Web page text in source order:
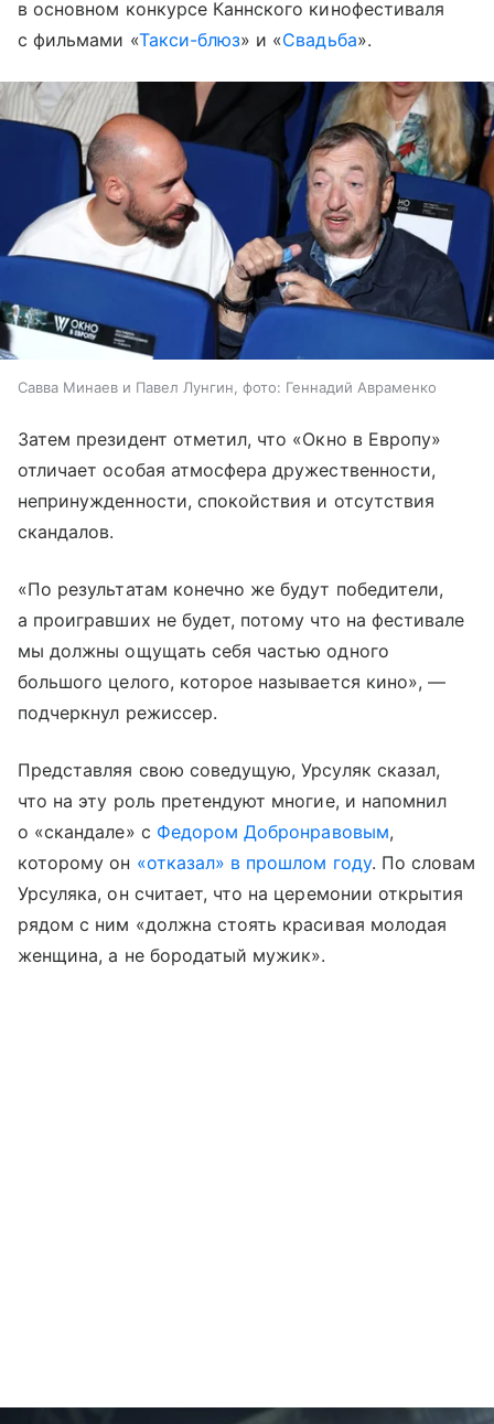
в основном конкурсе Каннского кинофестиваля
с фильмами «Такси-блюз» и «Свадьба».
Савва Минаев и Павел Лунгин, фото: Геннадий Авраменко
Затем президент отметил, что «Окно в Европу»
отличает особая атмосфера дружественности,
непринужденности, спокойствия и отсутствия
скандалов.
«По результатам конечно же будут победители,
а проигравших не будет, потому что на фестивале
мы должны ощущать себя частью одного
большого целого, которое называется кино», —
подчеркнул режиссер.
Представляя свою соведущую, Урсуляк сказал,
что на эту роль претендуют многие, и напомнил
о «скандале» с Федором Добронравовым,
которому он «отказал» в прошлом году. По словам
Урсуляка, он считает, что на церемонии открытия
рядом с ним «должна стоять красивая молодая
женщина, а не бородатый мужик».